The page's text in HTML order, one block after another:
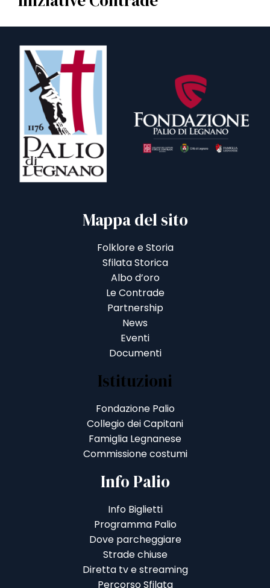
Mappa del sito
Folklore e Storia
Sfilata Storica
Albo d’oro
Le Contrade
Partnership
News
Eventi
Documenti
Istituzioni
Fondazione Palio
Collegio dei Capitani
Famiglia Legnanese
Commissione costumi
Info Palio
Info Biglietti
Programma Palio
Dove parcheggiare
Strade chiuse
Diretta tv e streaming
Percorso Sfilata